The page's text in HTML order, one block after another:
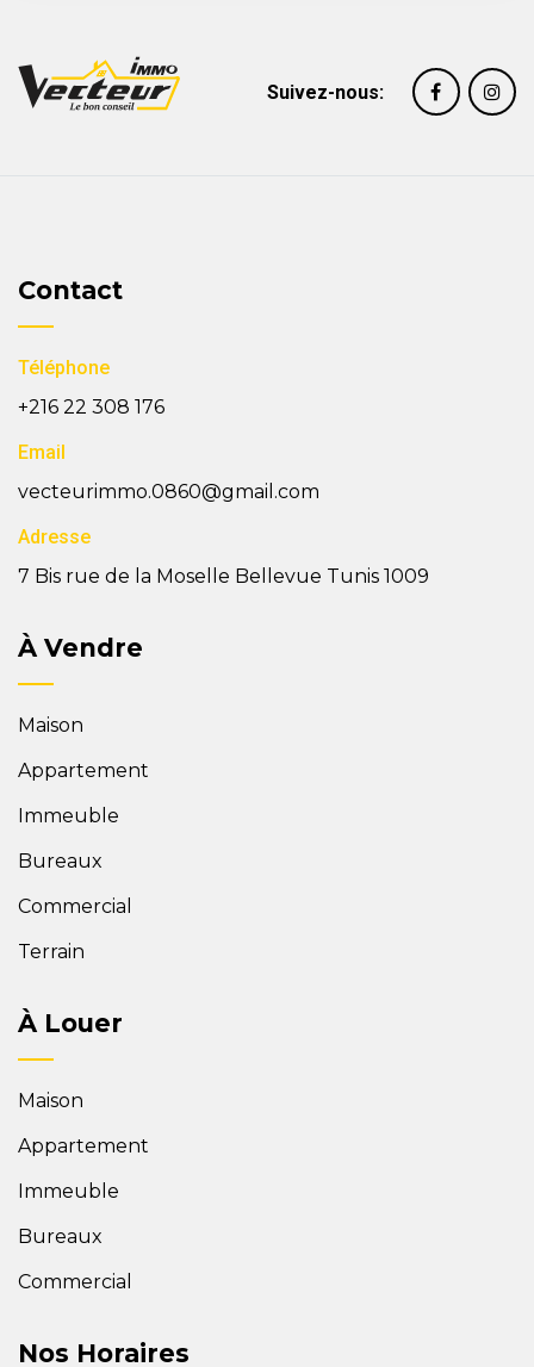
Suivez-nous:
Contact
Téléphone
+216 22 308 176
Email
vecteurimmo.0860@gmail.com
Adresse
7 Bis rue de la Moselle Bellevue Tunis 1009
À Vendre
Maison
Appartement
Immeuble
Bureaux
Commercial
Terrain
À Louer
Maison
Appartement
Immeuble
Bureaux
Commercial
Nos Horaires